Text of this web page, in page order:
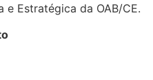
e Estratégica da OAB/CE.